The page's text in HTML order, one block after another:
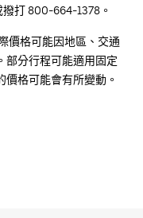
撥打 800-664-1378。
價格可能因地區、交通
部分行程可能適用固定
格可能會有所變動。